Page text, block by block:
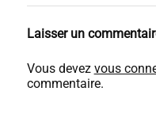
Laisser un
Vous devez vous
commentaire.